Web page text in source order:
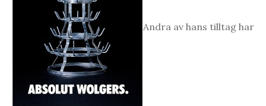
Andra av hans tilltag har